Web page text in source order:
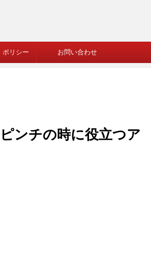
ポリシー お問い合わせ
ンチの時に役立つア